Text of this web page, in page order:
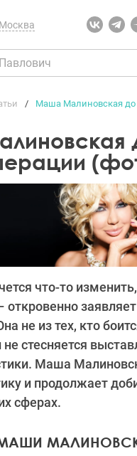
Москва
Маша Малиновская до
что-то
откровенно
не из тех, кто
стесняется
Маша
и продолжает
сферах.
МАШИ